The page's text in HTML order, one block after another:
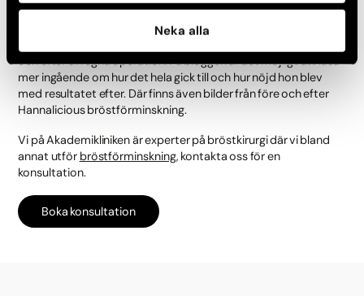
Neka alla
År 2017 svarade Hanna på ett antal frågor som personer hade
och efter sin egna operation. På bloggen är det möjligt att läsa
mer ingående om hur det hela gick till och hur nöjd hon blev
med resultatet efter. Där finns även bilder från före och efter
Hannalicious bröstförminskning.
Vi på Akademikliniken är experter på bröstkirurgi där vi bland
annat utför bröstförminskning, kontakta oss för en
konsultation.
Boka konsultation